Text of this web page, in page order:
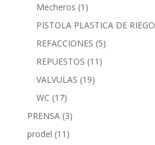
Mecheros (1)
PISTOLA PLASTICA DE RIEGO
REFACCIONES (5)
REPUESTOS (11)
VALVULAS (19)
WC (17)
PRENSA (3)
prodel (11)